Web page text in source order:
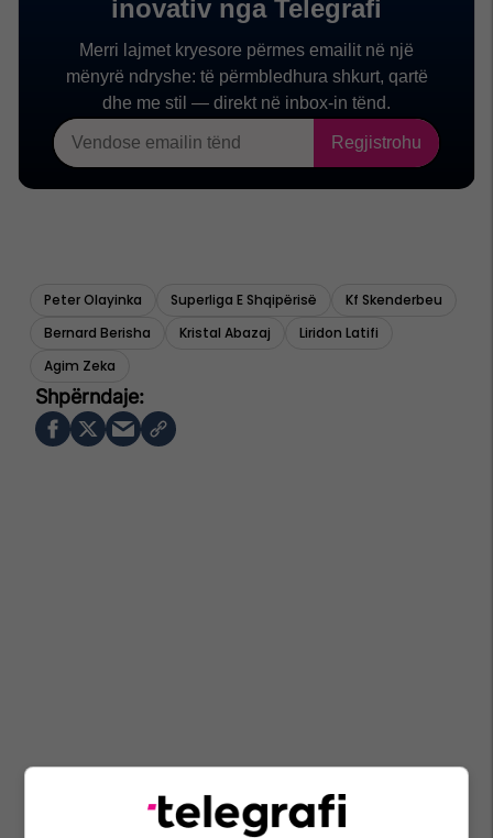
Peter Olayinka Superliga E Shqipërisë
Kf Skenderbeu
Bernard Berisha
Kristal Abazaj
Liridon Latifi
Agim Zeka